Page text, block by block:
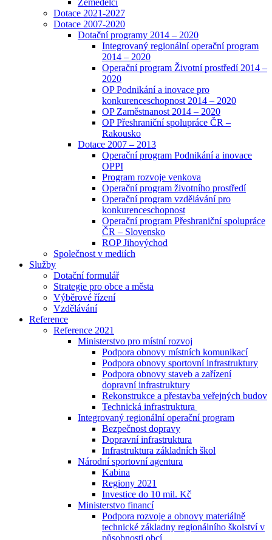
Zemědělci
Dotace 2021-2027
Dotace 2007-2020
Dotační programy 2014 – 2020
Integrovaný regionální operační program
2014 – 2020
Operační program Životní prostředí 2014 –
2020
OP Podnikání a inovace pro
konkurenceschopnost 2014 – 2020
OP Zaměstnanost 2014 – 2020
OP Přeshraniční spolupráce ČR –
Rakousko
Dotace 2007 – 2013
Operační program Podnikání a inovace
OPPI
Program rozvoje venkova
Operační program životního prostředí
Operační program vzdělávání pro
konkurenceschopnost
Operační program Přeshraniční spolupráce
ČR – Slovensko
ROP Jihovýchod
Společnost v mediích
Služby
Dotační formulář
Strategie pro obce a města
Výběrové řízení
Vzdělávání
Reference
Reference 2021
Ministerstvo pro místní rozvoj
Podpora obnovy místních komunikací
Podpora obnovy sportovní infrastruktury
Podpora obnovy staveb a zařízení
dopravní infrastruktury
Rekonstrukce a přestavba veřejných budov
Technická infrastruktura
Integrovaný regionální operační program
Bezpečnost dopravy
Dopravní infrastruktura
Infrastruktura základních škol
Národní sportovní agentura
Kabina
Regiony 2021
Investice do 10 mil. Kč
Ministerstvo financí
Podpora rozvoje a obnovy materiálně
technické základny regionálního školství v
působnosti obcí